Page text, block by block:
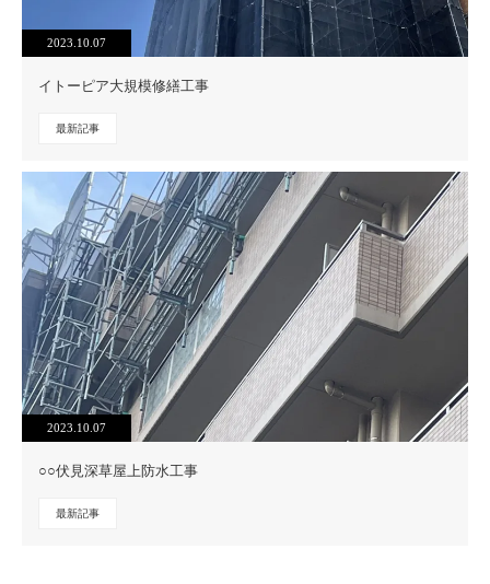
2023.10.07
イトーピア大規模修繕工事
最新記事
2023.10.07
○○伏見深草屋上防水工事
最新記事